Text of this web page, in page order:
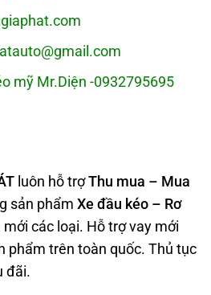
mỹ Mr.Diện -0932795695
luôn hỗ trợThu mua – Mua
sản phẩm Xe đầu kéo – Rơ
mới các loại. Hỗ trợ vay mới
phẩm trên toàn quốc. Thủ tục
đãi.